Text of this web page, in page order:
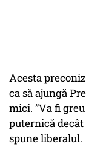
Acesta
ca să ajungă
mici. ”Va fi
puternică decât
spune liberalul.